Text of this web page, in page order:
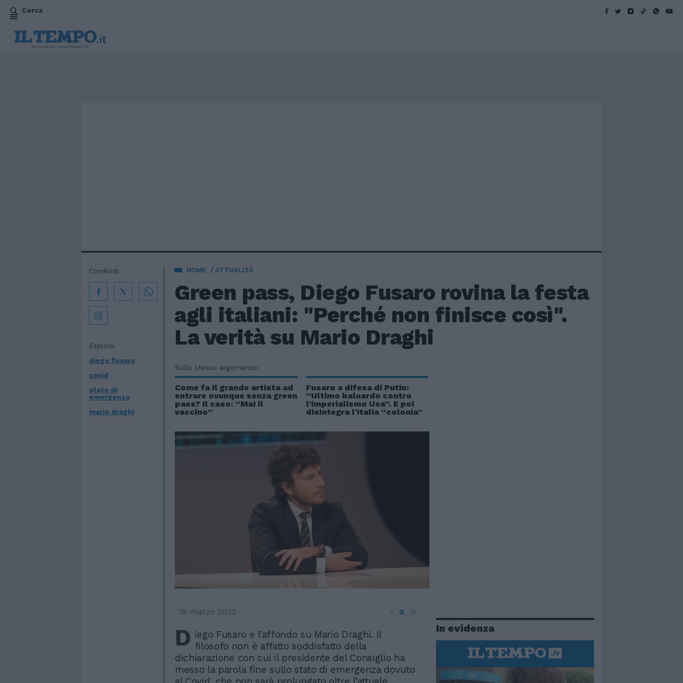
Cerca
HOME ATTUALITÀ
Green pass, Diego Fusaro rovina la festa
agli italiani: "Perché non finisce così".
La verità su Mario Draghi
Esplora:
diego fusaro
covid
stato di
emergenza
mario draghi
Condividi:
Sullo stesso argomento:
Come fa il grande artista ad
entrare ovunque senza green
pass? Il caso: “Mai il
vaccino”
Fusaro a difesa di Putin:
“Ultimo baluardo contro
l'imperialismo Usa”. E poi
disintegra l'Italia “colonia”
19 marzo 2022 a
D iego Fusaro e l’affondo su Mario Draghi. Il
filosofo non è affatto soddisfatto della
dichiarazione con cui il presidente del Consiglio ha
messo la parola fine sullo stato di emergenza dovuto
In evidenza